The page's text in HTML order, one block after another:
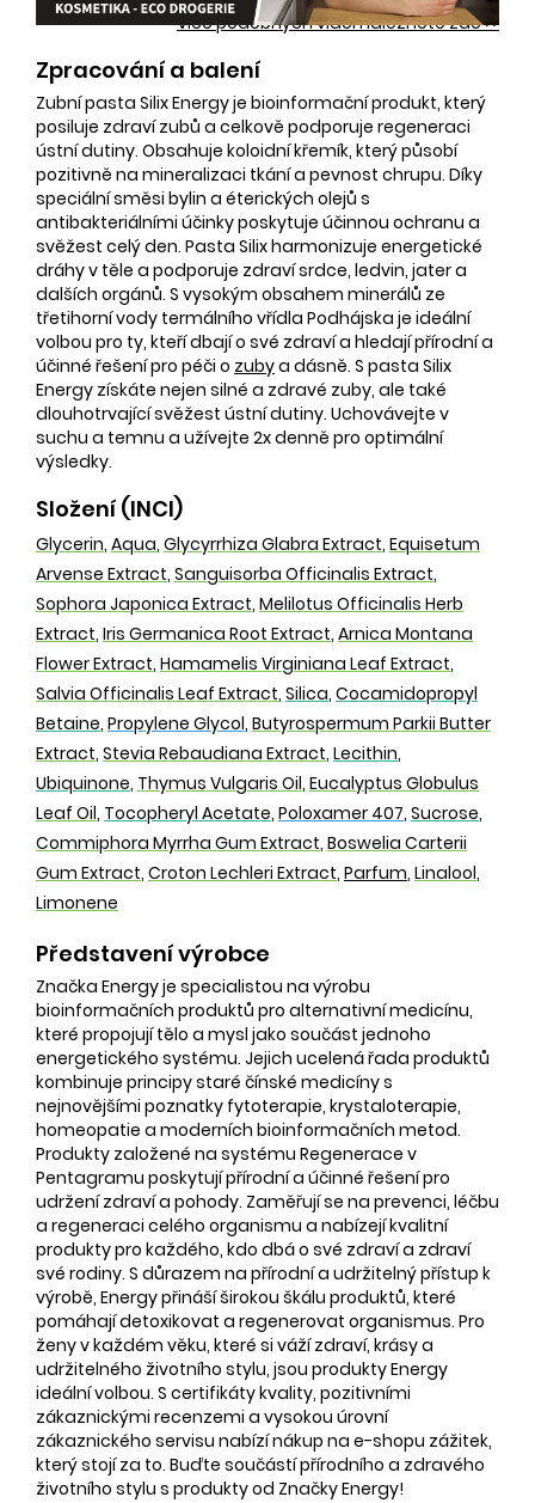
Více podobných videí naleznete zde >>
Zpracování a balení
Zubní pasta Silix Energy je bioinformační produkt, který
posiluje zdraví zubů a celkově podporuje regeneraci
ústní dutiny. Obsahuje koloidní křemík, který působí
pozitivně na mineralizaci tkání a pevnost chrupu. Díky
speciální směsi bylin a éterických olejů s
antibakteriálními účinky poskytuje účinnou ochranu a
svěžest celý den. Pasta Silix harmonizuje energetické
dráhy v těle a podporuje zdraví srdce, ledvin, jater a
dalších orgánů. S vysokým obsahem minerálů ze
třetihorní vody termálního vřídla Podhájska je ideální
volbou pro ty, kteří dbají o své zdraví a hledají přírodní a
účinné řešení pro péči o zubya dásně. S pasta Silix
Energy získáte nejen silné a zdravé zuby, ale také
dlouhotrvající svěžest ústní dutiny. Uchovávejte v
suchu a temnu a užívejte 2x denně pro optimální
výsledky.
Složení (INCI)
Glycerin, Aqua, Glycyrrhiza Glabra Extract, Equisetum
Arvense Extract, Sanguisorba Officinalis Extract,
Sophora Japonica Extract, Melilotus Officinalis Herb
Extract, Iris Germanica Root Extract, Arnica Montana
Flower Extract, Hamamelis Virginiana Leaf Extract,
Salvia Officinalis Leaf Extract, Silica, Cocamidopropyl
Betaine, Propylene Glycol, Butyrospermum Parkii Butter
Extract, Stevia Rebaudiana Extract, Lecithin,
Ubiquinone, Thymus Vulgaris Oil, Eucalyptus Globulus
Leaf Oil, Tocopheryl Acetate, Poloxamer 407, Sucrose,
Commiphora Myrrha Gum Extract, Boswelia Carterii
Gum Extract, Croton Lechleri Extract, Parfum, Linalool,
Limonene
Představení výrobce
Značka Energy je specialistou na výrobu
bioinformačních produktů pro alternativní medicínu,
které propojují tělo a mysl jako součást jednoho
energetického systému. Jejich ucelená řada produktů
kombinuje principy staré čínské medicíny s
nejnovějšími poznatky fytoterapie, krystaloterapie,
homeopatie a moderních bioinformačních metod.
Produkty založené na systému Regenerace v
Pentagramu poskytují přírodní a účinné řešení pro
udržení zdraví a pohody. Zaměřují se na prevenci, léčbu
a regeneraci celého organismu a nabízejí kvalitní
produkty pro každého, kdo dbá o své zdraví a zdraví
své rodiny. S důrazem na přírodní a udržitelný přístup k
výrobě, Energy přináší širokou škálu produktů, které
pomáhají detoxikovat a regenerovat organismus. Pro
ženy v každém věku, které si váží zdraví, krásy a
udržitelného životního stylu, jsou produkty Energy
ideální volbou. S certifikáty kvality, pozitivními
zákaznickými recenzemi a vysokou úrovní
zákaznického servisu nabízí nákup na e-shopu zážitek,
který stojí za to. Buďte součástí přírodního a zdravého
životního stylu s produkty od Značky Energy!